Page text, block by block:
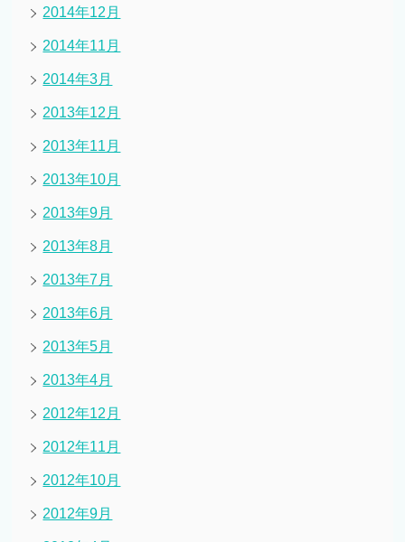
2014年12月
2014年11月
2014年3月
2013年12月
2013年11月
2013年10月
2013年9月
2013年8月
2013年7月
2013年6月
2013年5月
2013年4月
2012年12月
2012年11月
2012年10月
2012年9月